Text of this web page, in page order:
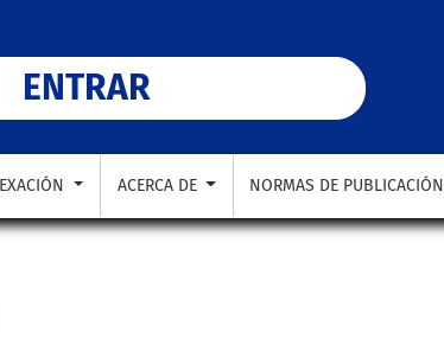
ENTRAR
ACERCA DE NORMAS DE PUBLICACIÓN